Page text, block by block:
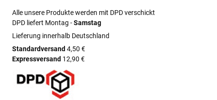
Alle unsere Produkte werden mit DPD verschickt
DPD liefert Montag -Samstag
Lieferung innerhalb Deutschland
Standardversand 4,50 €
Expressversand 12,90 €